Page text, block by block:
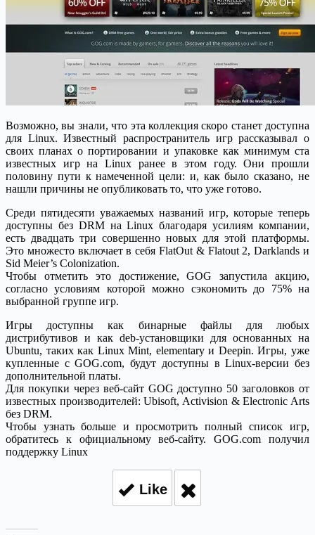
Возможно, вы знали, что эта коллекция скоро станет доступна
для Linux. Известный распространитель игр рассказывал о
своих планах о портировании и упаковке как минимум ста
известных игр на Linux ранее в этом году. Они прошли
половину пути к намеченной цели: и, как было сказано, не
нашли причины не опубликовать то, что уже готово.
Среди пятидесяти уважаемых названий игр, которые теперь
доступны без DRM на Linux благодаря усилиям компании,
есть двадцать три совершенно новых для этой платформы.
Это множесто включает в себя FlatOut & Flatout 2, Darklands и
Sid Meier’s Colonization.
Чтобы отметить это достижение, GOG запустила акцию,
согласно условиям которой можно сэкономить до 75% на
выбранной группе игр.
Игры доступны как бинарные файлы для любых
дистрибутивов и как deb-установщики для основанных на
Ubuntu, таких как Linux Mint, elementary и Deepin. Игры, уже
купленные с GOG.com, будут доступны в Linux-версии без
дополнительной платы.
Для покупки через веб-сайт GOG доступно 50 заголовков от
известных производителей: Ubisoft, Activision & Electronic Arts
без DRM.
Чтобы узнать больше и просмотрить полный список игр,
обратитесь к официальному веб-сайту. GOG.com получил
поддержку Linux
Like